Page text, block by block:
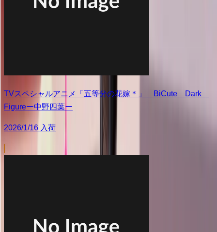
TVスペシャルアニメ「五等分の花嫁＊」 BiCute Dark
Figureー中野四葉ー
2026/1/16 入荷